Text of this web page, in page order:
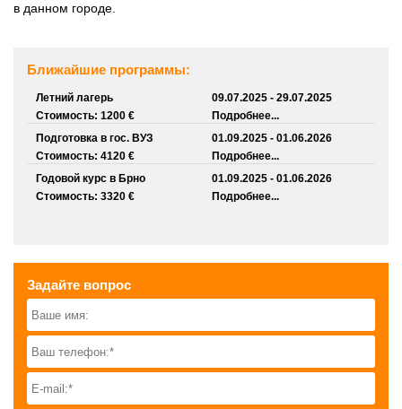
в данном городе.
Ближайшие программы:
Летний лагерь
Стоимость: 1200 €
09.07.2025 - 29.07.2025
Подробнее...
Подготовка в гос. ВУЗ
Стоимость: 4120 €
01.09.2025 - 01.06.2026
Подробнее...
Годовой курс в Брно
Стоимость: 3320 €
01.09.2025 - 01.06.2026
Подробнее...
Задайте вопрос